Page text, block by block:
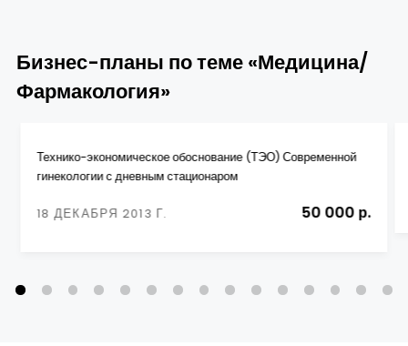
Бизнес-планы по теме «Медицина/
Фармакология»
Технико-экономическое обоснование (ТЭО) Современной
гинекологии с дневным стационаром
18 ДЕКАБРЯ 2013 Г. 50 000 р.